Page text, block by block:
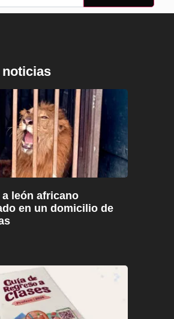
a león africano
en un domicilio de